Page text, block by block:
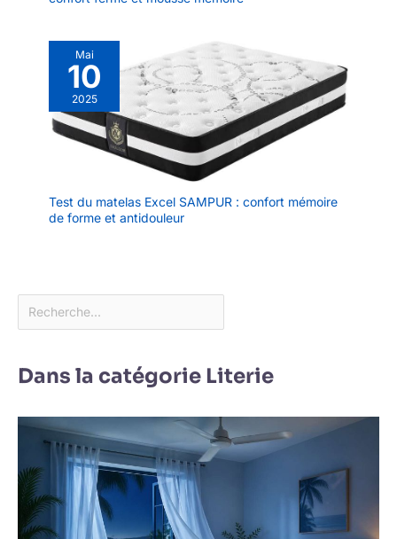
Mai
10
2025
Test du matelas Excel SAMPUR : confort mémoire
de forme et antidouleur
Dans la catégorie Literie